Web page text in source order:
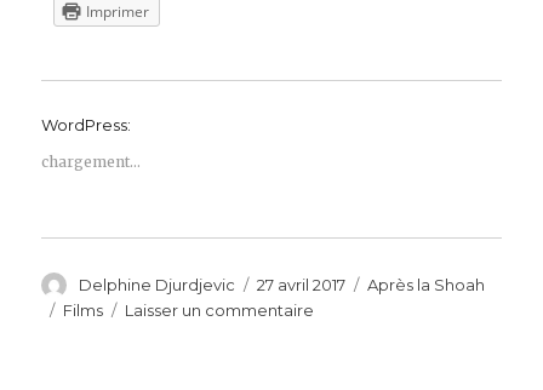
Imprimer
WordPress:
chargement…
Auteur
Delphine Djurdjevic
Publié
le
27 avril 2017 Catégories
Après la Shoah
Étiquettes
Films Laisser un commentaire